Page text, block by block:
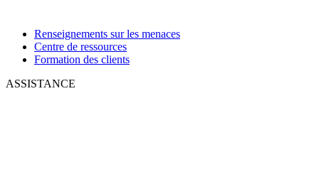
Renseignements sur les menaces
Centre de ressources
Formation des clients
ASSISTANCE